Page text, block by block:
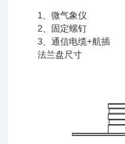
1、微气象仪
2、固定螺钉
3、通信电缆+航插
法兰盘尺寸